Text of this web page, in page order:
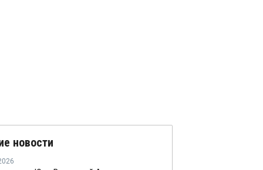
новости